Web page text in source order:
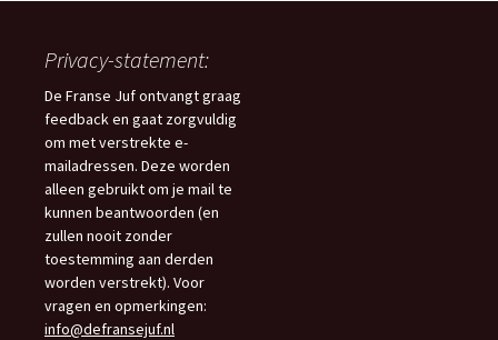
Privacy-statement:
De Franse Juf ontvangt graag
feedback en gaat zorgvuldig
om met verstrekte e-
mailadressen. Deze worden
alleen gebruikt om je mail te
kunnen beantwoorden (en
zullen nooit zonder
toestemming aan derden
worden verstrekt). Voor
vragen en opmerkingen:
info@defransejuf.nl